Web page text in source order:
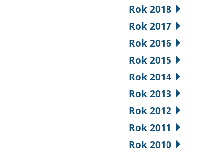
Rok 2018
Rok 2017
Rok 2016
Rok 2015
Rok 2014
Rok 2013
Rok 2012
Rok 2011
Rok 2010